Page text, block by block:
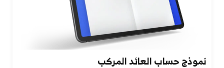
نموذج حساب العائد المركب